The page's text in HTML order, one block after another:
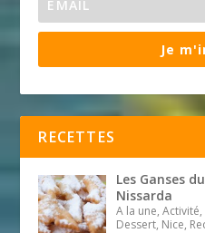
Je
RECETTES
Les Ganses
Nissarda
A la une,
Dessert, Nice,